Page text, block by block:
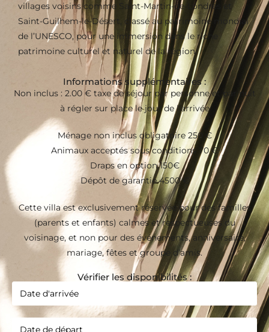
villages voisins comme Saint-Martin-de-Londres et
Saint-Guilhem-le-Désert, classé au patrimoine mondial
de l’UNESCO, pour une immersion dans le riche
patrimoine culturel et naturel de la région.
Informations supplémentaires :
Non inclus : 2.00 € taxe de séjour par personne et par nuit
à régler sur place le jour de l’arrivée
Ménage non inclus obligatoire 250 €
Animaux acceptés sous conditions 70 €
Draps en option 150€
Dépôt de garantie 4500 €
Cette villa est exclusivement réservée pour des familles
(parents et enfants) calmes et respectueuses du
voisinage, et non pour des événements, anniversaire,
mariage, fêtes et groupe d’amis.
Vérifier les disponibilités :